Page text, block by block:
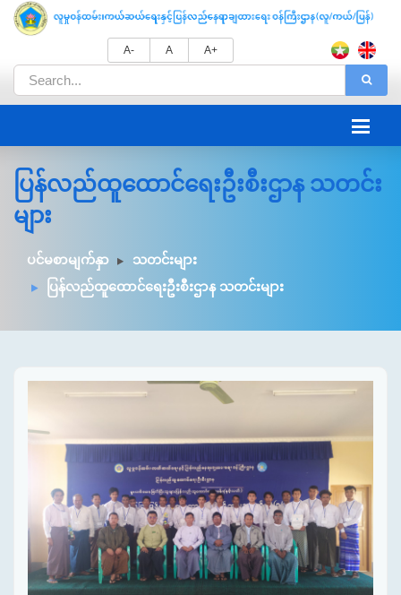
A- A A+
ပြန်လည်ထူထောင်ရေးဦးစီးဌာန သတင်း
များ
ပင်မစာမျက်နှာ
သတင်းများ
ပြန်လည်ထူထောင်ရေးဦးစီးဌာန သတင်းများ